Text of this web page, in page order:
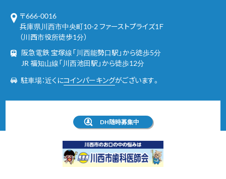
〒666-0016
兵庫県川西市中央町10-2 ファーストプライズ1Ｆ
（川西市役所徒歩1分）
阪急電鉄 宝塚線「川西能勢口駅」から徒歩5分
JR 福知山線「川西池田駅」から徒歩12分
駐車場：近くにコインパーキングがございます。
DH随時募集中